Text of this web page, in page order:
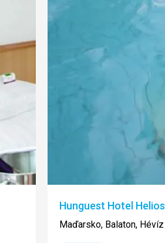
Hunguest Hotel Helios
Maďarsko, Balaton, Hévíz